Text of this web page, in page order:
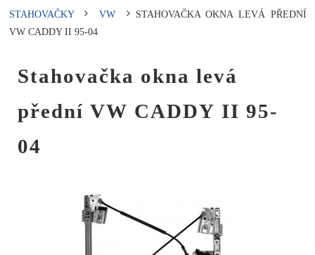
STAHOVAČKY
VW
STAHOVAČKA OKNA LEVÁ PŘEDNÍ
VW CADDY II 95-04
Stahovačka okna levá
přední VW CADDY II 95-
04